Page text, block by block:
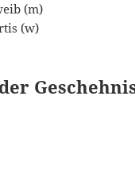
(m)
(w)